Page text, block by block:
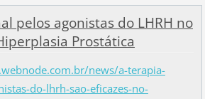
pelos agonistas do LHRH no
Prostática
news/a-terapia-
do-lhrh-sao-eficazes-no-